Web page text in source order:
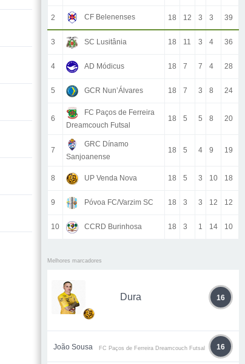
2 CF Belenenses 18 12 3 3 39
3 SC Lusitânia 18 11 3 4 36
4 AD Módicus 18 7 7 4 28
5 GCR Nun’Álvares 18 7 3 8 24
6
FC Paços de Ferreira
Dreamcouch Futsal
18 5 5 8 20
7
GRC Dínamo
Sanjoanense
18 5 4 9 19
8 UP Venda Nova 18 5 3 10 18
9 Póvoa FC/Varzim SC 18 3 3 12 12
10 CCRD Burinhosa 18 3 1 14 10
Melhores marcadores
Dura 16
João Sousa FC Paços de Ferreira Dreamcouch Futsal 16